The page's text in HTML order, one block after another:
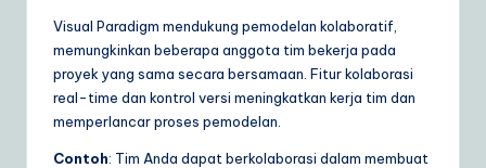
Visual Paradigm mendukung pemodelan kolaboratif,
memungkinkan beberapa anggota tim bekerja pada
proyek yang sama secara bersamaan. Fitur kolaborasi
real-time dan kontrol versi meningkatkan kerja tim dan
memperlancar proses pemodelan.
Contoh: Tim Anda dapat berkolaborasi dalam membuat